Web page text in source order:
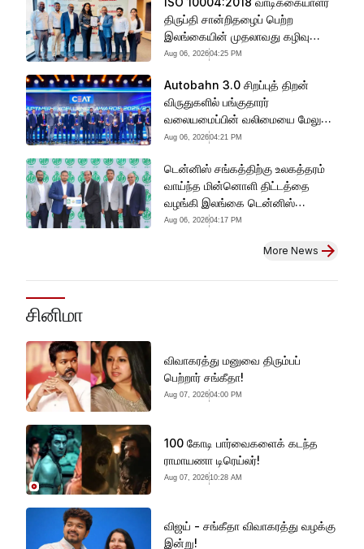
திருப்தி சான்றிதழைப் பெற்ற
இலங்கையின் முதலாவது கழிவு
முகாமைத்துவ நிறுவனமாக INSEE
Aug 06, 202604:25 PM
Autobahn 3.0 சிறப்புத் திறன்
விருதுகளில் பங்குதாரர்
வலையமைப்பின் வலிமையை மேலும்
வலுப்படுத்திய சியெட் களனி
Aug 06, 202604:21 PM
டென்னிஸ் சங்கத்திற்கு உலகத்தரம்
வாய்ந்த மின்னொளி திட்டத்தை
வழங்கி இலங்கை டென்னிஸ்
விளையாட்டை உயிரூட்டும் DIMO
Aug 06, 202604:17 PM
More News
சினிமா
விவாகரத்து மனுவை திரும்பப்
பெற்றார் சங்கீதா!
Aug 07, 202604:00 PM
100 கோடி பார்வைகளைக் கடந்த
ராமாயணா டிரெய்லர்!
Aug 07, 202610:28 AM
விஜய் - சங்கீதா விவாகரத்து வழக்கு
இன்று!